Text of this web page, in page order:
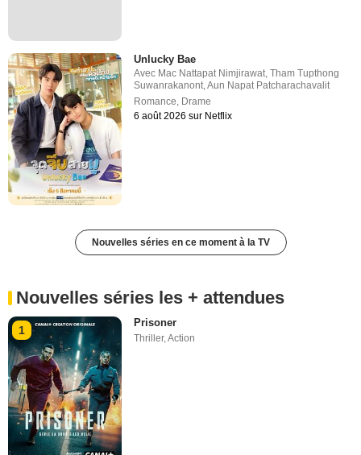
Unlucky Bae
Avec Mac Nattapat Nimjirawat,Tham Tupthong
Suwanrakanont,Aun Napat Patcharachavalit
Romance, Drame
6 août 2026 sur Netflix
Nouvelles séries en ce moment à la TV
Nouvelles séries les + attendues
1
Prisoner
Thriller,Action